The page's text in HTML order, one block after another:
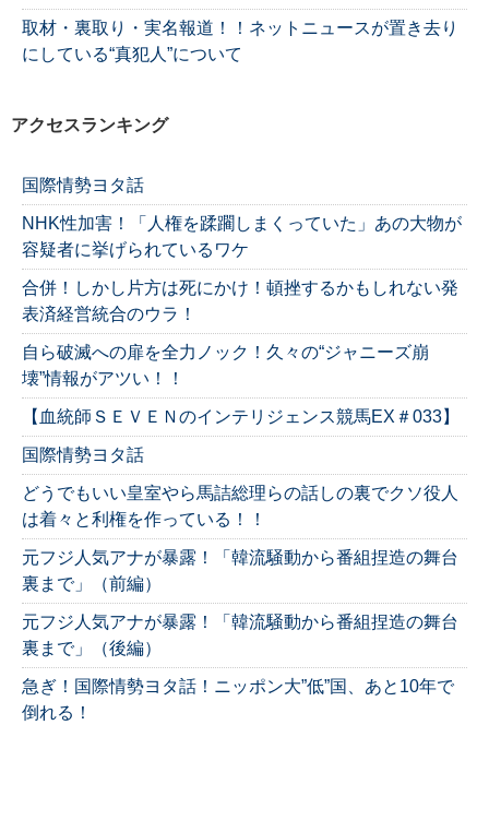
取材・裏取り・実名報道！！ネットニュースが置き去り
にしている“真犯人”について
アクセスランキング
国際情勢ヨタ話
NHK性加害！「人権を蹂躙しまくっていた」あの大物が
容疑者に挙げられているワケ
合併！しかし片方は死にかけ！頓挫するかもしれない発
表済経営統合のウラ！
自ら破滅への扉を全力ノック！久々の“ジャニーズ崩
壊”情報がアツい！！
【血統師ＳＥＶＥＮのインテリジェンス競馬EX＃033】
国際情勢ヨタ話
どうでもいい皇室やら馬詰総理らの話しの裏でクソ役人
は着々と利権を作っている！！
元フジ人気アナが暴露！「韓流騒動から番組捏造の舞台
裏まで」（前編）
元フジ人気アナが暴露！「韓流騒動から番組捏造の舞台
裏まで」（後編）
急ぎ！国際情勢ヨタ話！ニッポン大”低”国、あと10年で
倒れる！